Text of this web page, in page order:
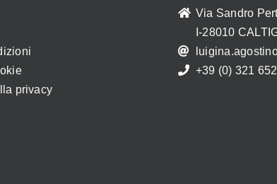
privacy
Via Sandro
I-28010
+39 (0) 321